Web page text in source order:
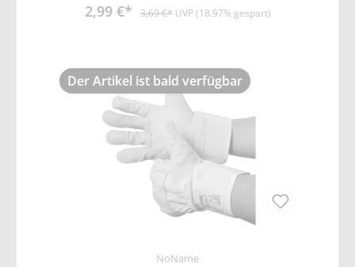
EN388 Schutz vor mechanischen Risiken
2,99 €* 3,69 €* UVP (18.97% gespart)
Der Artikel ist bald verfügbar
NoName